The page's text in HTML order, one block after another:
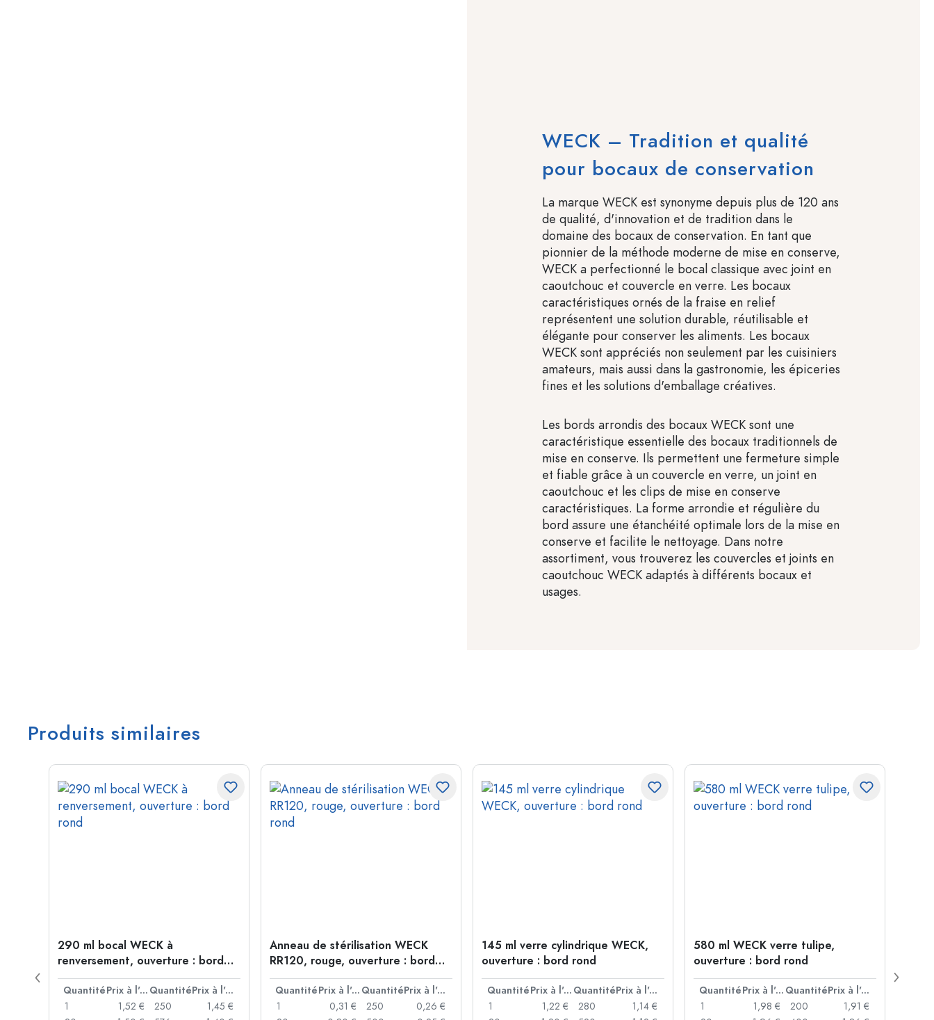
WECK – Tradition et qualité
pour bocaux de conservation
La marque WECK est synonyme depuis plus de 120 ans
de qualité, d'innovation et de tradition dans le
domaine des bocaux de conservation. En tant que
pionnier de la méthode moderne de mise en conserve,
WECK a perfectionné le bocal classique avec joint en
caoutchouc et couvercle en verre. Les bocaux
caractéristiques ornés de la fraise en relief
représentent une solution durable, réutilisable et
élégante pour conserver les aliments. Les bocaux
WECK sont appréciés non seulement par les cuisiniers
amateurs, mais aussi dans la gastronomie, les épiceries
fines et les solutions d'emballage créatives.
Les bords arrondis des bocaux WECK sont une
caractéristique essentielle des bocaux traditionnels de
mise en conserve. Ils permettent une fermeture simple
et fiable grâce à un couvercle en verre, un joint en
caoutchouc et les clips de mise en conserve
caractéristiques. La forme arrondie et régulière du
bord assure une étanchéité optimale lors de la mise en
conserve et facilite le nettoyage. Dans notre
assortiment, vous trouverez les couvercles et joints en
caoutchouc WECK adaptés à différents bocaux et
usages.
Produits similaires
290 ml bocal WECK à
renversement, ouverture : bord
rond
Quantité Prix à l'unité Quantité
Prix à l'unité
1
1,52 €
250
1,45 €
Anneau de stérilisation WECK
RR120, rouge, ouverture : bord
rond
Quantité Prix à l'unité Quantité
Prix à l'unité
1
0,31 €
250
0,26 €
145 ml verre cylindrique WECK,
ouverture : bord rond
Quantité Prix à l'unité Quantité
Prix à l'unité
1
1,22 €
280
1,14 €
580 ml WECK verre tulipe,
ouverture : bord rond
Quantité Prix à l'unité Quantité
Prix à l'unité
1
1,98 €
200
1,91 €